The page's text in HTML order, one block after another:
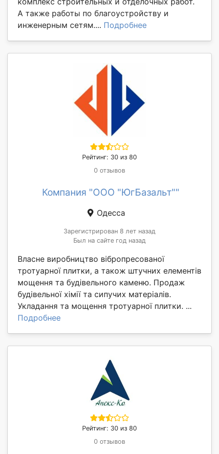
А также работы по благоустройству и
инженерным сетям.... Подробнее
Рейтинг: 30 из 80
0 отзывов
Компания "ООО "ЮгБазальт""
Одесса
Зарегистрирован 8 лет назад
Был на сайте год назад
Власне виробництво вібропресованої
тротуарної плитки, а також штучних елементів
мощення та будівельного каменю. Продаж
будівельної хімії та сипучих матеріалів.
Укладання та мощення тротуарної плитки. ...
Подробнее
Рейтинг: 30 из 80
0 отзывов